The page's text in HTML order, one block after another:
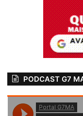
PODCAST G7